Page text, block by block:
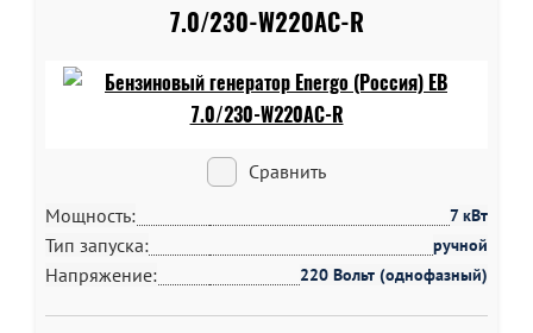
7.0/230-W220AC-R
Сравнить
Мощность:
7 кВт
Тип запуска: ручной
Напряжение: 220 Вольт (однофазный)